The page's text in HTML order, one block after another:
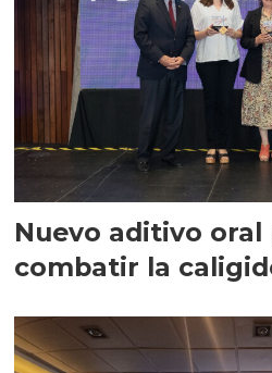
Nuevo aditivo
combatir la